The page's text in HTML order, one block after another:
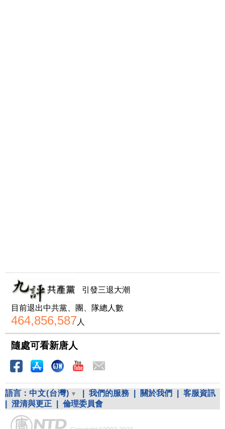
引發三退大潮
目前退出中共黨、團、隊總人數
464,856,587人
隨處可看新唐人
語言： 中文(台灣) 我們的服務 關於我們
客服資訊
澄清與更正 倫理委員會